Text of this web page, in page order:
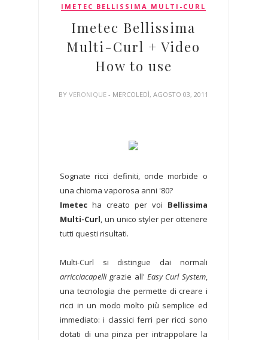
IMETEC BELLISSIMA MULTI-CURL
Imetec Bellissima
Multi-Curl + Video
How to use
BYVERONIQUE- MERCOLEDÌ, AGOSTO 03, 2011
Sognate ricci definiti, onde morbide o
una chioma vaporosa anni '80?
Imetec ha creato per voi Bellissima
Multi-Curl, un unico styler per ottenere
tutti questi risultati.
Multi-Curl si distingue dai normali
arricciacapelli grazie all'Easy Curl System,
una tecnologia che permette di creare i
ricci in un modo molto più semplice ed
immediato: i classici ferri per ricci sono
dotati di una pinza per intrappolare la